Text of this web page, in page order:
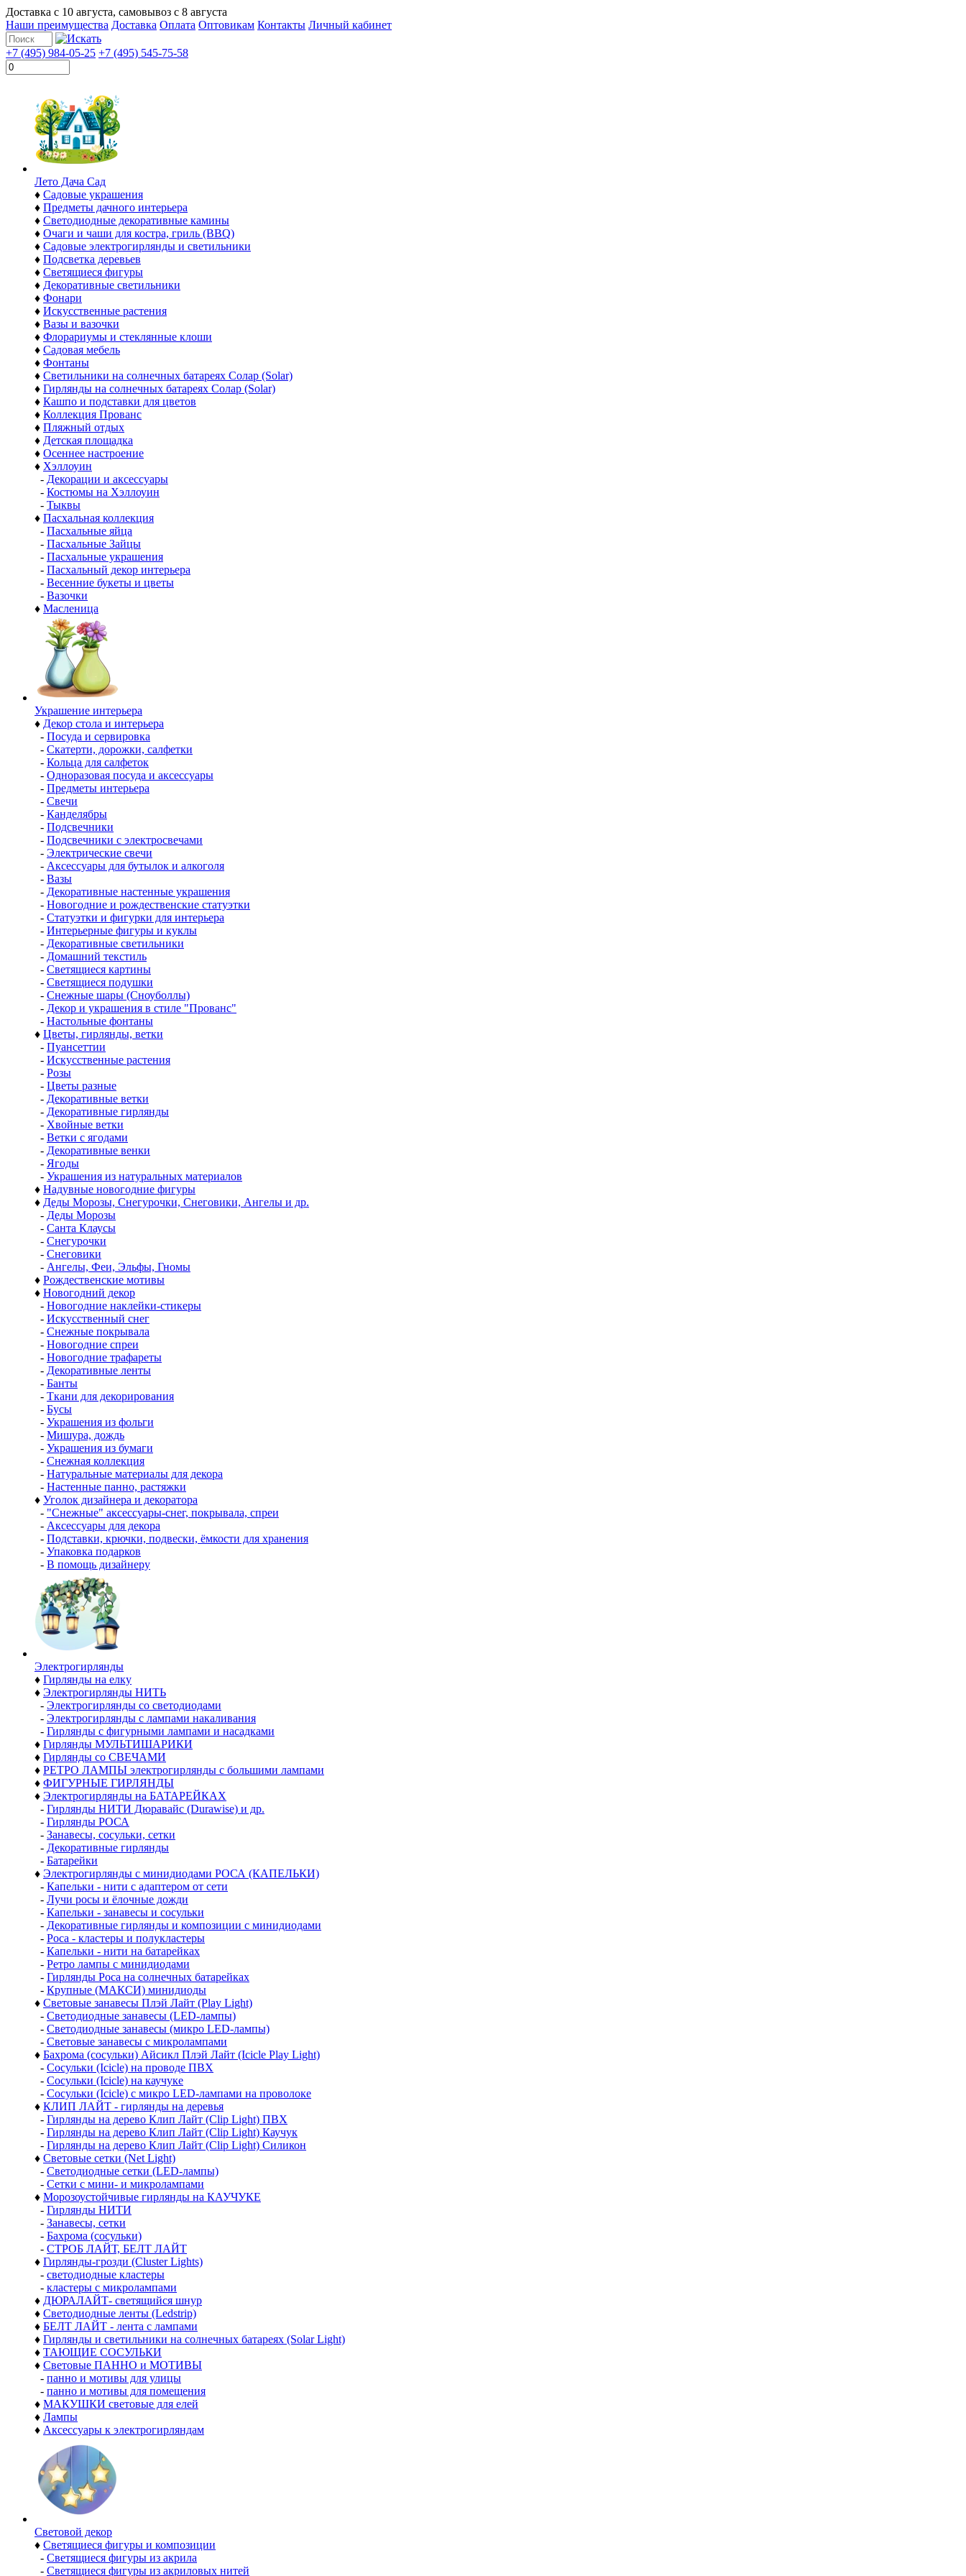
Доставка с 10 августа, самовывоз с 8 августа
Наши преимущества Доставка Оплата Оптовикам Контакты Личный кабинет
+7 (495) 984-05-25 +7 (495) 545-75-58
Лето Дача Сад
♦ Садовые украшения
♦ Предметы дачного интерьера
♦ Светодиодные декоративные камины
♦ Очаги и чаши для костра, гриль (BBQ)
♦ Садовые электрогирлянды и светильники
♦ Подсветка деревьев
♦ Светящиеся фигуры
♦ Декоративные светильники
♦ Фонари
♦ Искусственные растения
♦ Вазы и вазочки
♦ Флорариумы и стеклянные клоши
♦ Садовая мебель
♦ Фонтаны
♦ Светильники на солнечных батареях Солар (Solar)
♦ Гирлянды на солнечных батареях Солар (Solar)
♦ Кашпо и подставки для цветов
♦ Коллекция Прованс
♦ Пляжный отдых
♦ Детская площадка
♦ Осеннее настроение
♦ Хэллоуин
- Декорации и аксессуары
- Костюмы на Хэллоуин
- Тыквы
♦ Пасхальная коллекция
- Пасхальные яйца
- Пасхальные Зайцы
- Пасхальные украшения
- Пасхальный декор интерьера
- Весенние букеты и цветы
- Вазочки
♦ Масленица
Украшение интерьера
♦ Декор стола и интерьера
- Посуда и сервировка
- Скатерти, дорожки, салфетки
- Кольца для салфеток
- Одноразовая посуда и аксессуары
- Предметы интерьера
- Свечи
- Канделябры
- Подсвечники
- Подсвечники с электросвечами
- Электрические свечи
- Аксессуары для бутылок и алкоголя
- Вазы
- Декоративные настенные украшения
- Новогодние и рождественские статуэтки
- Статуэтки и фигурки для интерьера
- Интерьерные фигуры и куклы
- Декоративные светильники
- Домашний текстиль
- Светящиеся картины
- Светящиеся подушки
- Снежные шары (Сноуболлы)
- Декор и украшения в стиле "Прованс"
- Настольные фонтаны
♦ Цветы, гирлянды, ветки
- Пуансеттии
- Искусственные растения
- Розы
- Цветы разные
- Декоративные ветки
- Декоративные гирлянды
- Хвойные ветки
- Ветки с ягодами
- Декоративные венки
- Ягоды
- Украшения из натуральных материалов
♦ Надувные новогодние фигуры
♦ Деды Морозы, Снегурочки, Снеговики, Ангелы и др.
- Деды Морозы
- Санта Клаусы
- Снегурочки
- Снеговики
- Ангелы, Феи, Эльфы, Гномы
♦ Рождественские мотивы
♦ Новогодний декор
- Новогодние наклейки-стикеры
- Искусственный снег
- Снежные покрывала
- Новогодние спреи
- Новогодние трафареты
- Декоративные ленты
- Банты
- Ткани для декорирования
- Бусы
- Украшения из фольги
- Мишура, дождь
- Украшения из бумаги
- Снежная коллекция
- Натуральные материалы для декора
- Настенные панно, растяжки
♦ Уголок дизайнера и декоратора
- "Снежные" аксессуары-снег, покрывала, спреи
- Аксессуары для декора
- Подставки, крючки, подвески, ёмкости для хранения
- Упаковка подарков
- В помощь дизайнеру
Электро­гирлянды
♦ Гирлянды на елку
♦ Электрогирлянды НИТЬ
- Электрогирлянды со светодиодами
- Электрогирлянды с лампами накаливания
- Гирлянды с фигурными лампами и насадками
♦ Гирлянды МУЛЬТИШАРИКИ
♦ Гирлянды со СВЕЧАМИ
♦ РЕТРО ЛАМПЫ электрогирлянды с большими лампами
♦ ФИГУРНЫЕ ГИРЛЯНДЫ
♦ Электрогирлянды на БАТАРЕЙКАХ
- Гирлянды НИТИ Дюравайс (Durawise) и др.
- Гирлянды РОСА
- Занавесы, сосульки, сетки
- Декоративные гирлянды
- Батарейки
♦ Электрогирлянды с минидиодами РОСА (КАПЕЛЬКИ)
- Капельки - нити с адаптером от сети
- Лучи росы и ёлочные дожди
- Капельки - занавесы и сосульки
- Декоративные гирлянды и композиции с минидиодами
- Роса - кластеры и полукластеры
- Капельки - нити на батарейках
- Ретро лампы с минидиодами
- Гирлянды Роса на солнечных батарейках
- Крупные (МАКСИ) минидиоды
♦ Световые занавесы Плэй Лайт (Play Light)
- Светодиодные занавесы (LED-лампы)
- Светодиодные занавесы (микро LED-лампы)
- Световые занавесы с микролампами
♦ Бахрома (сосульки) Айсикл Плэй Лайт (Icicle Play Light)
- Сосульки (Icicle) на проводе ПВХ
- Сосульки (Icicle) на каучуке
- Сосульки (Icicle) с микро LED-лампами на проволоке
♦ КЛИП ЛАЙТ - гирлянды на деревья
- Гирлянды на дерево Клип Лайт (Clip Light) ПВХ
- Гирлянды на дерево Клип Лайт (Clip Light) Каучук
- Гирлянды на дерево Клип Лайт (Clip Light) Силикон
♦ Световые сетки (Net Light)
- Светодиодные сетки (LED-лампы)
- Сетки с мини- и микролампами
♦ Морозоустойчивые гирлянды на КАУЧУКЕ
- Гирлянды НИТИ
- Занавесы, сетки
- Бахрома (сосульки)
- СТРОБ ЛАЙТ, БЕЛТ ЛАЙТ
♦ Гирлянды-грозди (Cluster Lights)
- светодиодные кластеры
- кластеры с микролампами
♦ ДЮРАЛАЙТ- светящийся шнур
♦ Светодиодные ленты (Ledstrip)
♦ БЕЛТ ЛАЙТ - лента с лампами
♦ Гирлянды и светильники на солнечных батареях (Solar Light)
♦ ТАЮЩИЕ СОСУЛЬКИ
♦ Световые ПАННО и МОТИВЫ
- панно и мотивы для улицы
- панно и мотивы для помещения
♦ МАКУШКИ световые для елей
♦ Лампы
♦ Аксессуары к электрогирляндам
Световой декор
♦ Светящиеся фигуры и композиции
- Светящиеся фигуры из акрила
- Светящиеся фигуры из акриловых нитей